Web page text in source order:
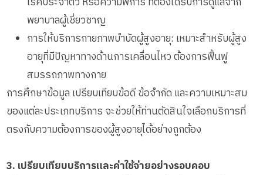
พยาบาลผู้เชี่ยวชาญ
การให้บริการกายภาพบำบัดผู้สูงอายุ: เหมาะสำหรับผู้สูง
อายุที่มีปัญหาทางด้านการเคลื่อนไหว ต้องการฟื้นฟู
สมรรถภาพทางกาย
การศึกษาข้อมูล เปรียบเทียบข้อดี ข้อจำกัด และความเหมาะสม
ของแต่ละประเภทบริการ จะช่วยให้ท่านตัดสินใจเลือกบริการที่
ตรงกับความต้องการของผู้สูงอายุได้อย่างถูกต้อง
3. เปรียบเทียบบริการและค่าใช้จ่ายอย่างรอบคอบ